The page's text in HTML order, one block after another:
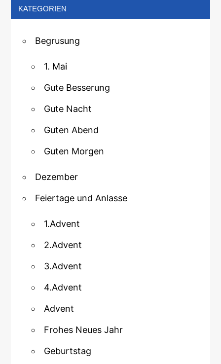
KATEGORIEN
Begrusung
1. Mai
Gute Besserung
Gute Nacht
Guten Abend
Guten Morgen
Dezember
Feiertage und Anlasse
1.Advent
2.Advent
3.Advent
4.Advent
Advent
Frohes Neues Jahr
Geburtstag